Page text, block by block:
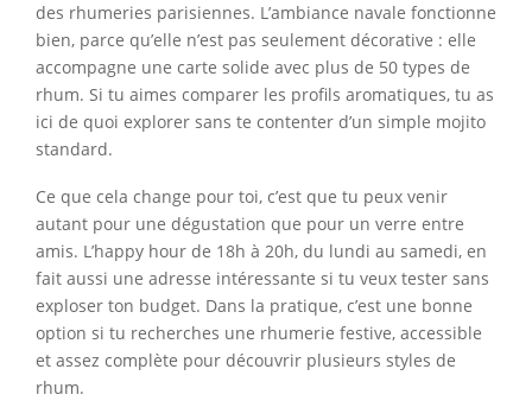
des rhumeries parisiennes. L’ambiance navale fonctionne
bien, parce qu’elle n’est pas seulement décorative : elle
accompagne une carte solide avec plus de 50 types de
rhum. Si tu aimes comparer les profils aromatiques, tu as
ici de quoi explorer sans te contenter d’un simple mojito
standard.
Ce que cela change pour toi, c’est que tu peux venir
autant pour une dégustation que pour un verre entre
amis. L’happy hour de 18h à 20h, du lundi au samedi, en
fait aussi une adresse intéressante si tu veux tester sans
exploser ton budget. Dans la pratique, c’est une bonne
option si tu recherches une rhumerie festive, accessible
et assez complète pour découvrir plusieurs styles de
rhum.